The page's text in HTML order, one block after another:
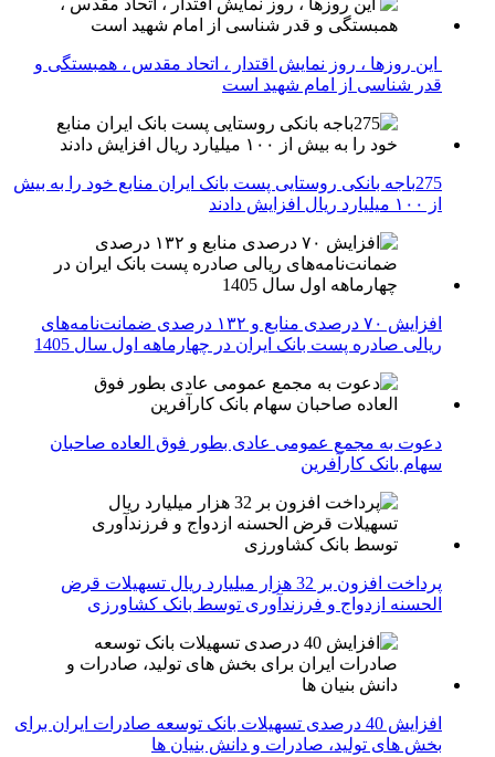
این روزها ، روز نمایش اقتدار ، اتحاد مقدس ، همبستگی و
قدر شناسی از امام شهید است
275باجه بانکی روستایی پست بانک ایران منابع خود را به بیش
از ۱۰۰ میلیارد ریال افزایش دادند
افزایش ۷۰ درصدی منابع و ۱۳۲ درصدی ضمانت‌نامه‌های
ریالی صادره پست بانک ایران در چهارماهه اول سال 1405
دعوت به مجمع عمومی عادی بطور فوق العاده صاحبان
سهام بانک کارآفرین
پرداخت افزون بر 32 هزار میلیارد ریال تسهیلات قرض
الحسنه ازدواج و فرزندآوری توسط بانک کشاورزی
افزایش 40 درصدی تسهیلات بانک توسعه صادرات ایران برای
بخش های تولید، صادرات و دانش بنیان ها